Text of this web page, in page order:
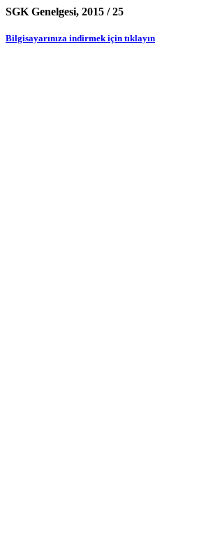
SGK Genelgesi, 2015 / 25
Bilgisayarınıza indirmek için tıklayın